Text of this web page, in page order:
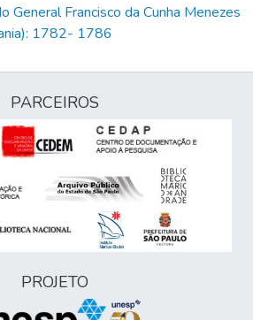
General Francisco da Cunha Menezes
1782- 1786
PARCEIROS
PROJETO